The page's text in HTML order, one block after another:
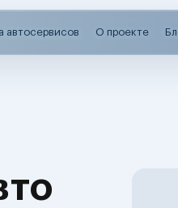
автосервисов О проекте